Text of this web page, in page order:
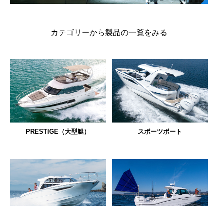
カテゴリーから製品の一覧をみる
PRESTIGE（大型艇） スポーツボート